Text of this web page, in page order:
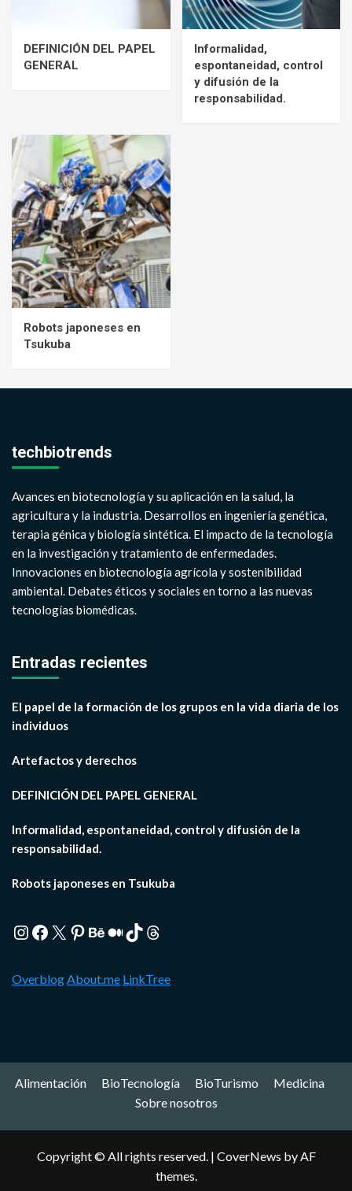
DEFINICIÓN DEL PAPEL
GENERAL
Informalidad,
espontaneidad, control
y difusión de la
responsabilidad.
Robots japoneses en
Tsukuba
techbiotrends
Avances en biotecnología y su aplicación en la salud, la
agricultura y la industria. Desarrollos en ingeniería genética,
terapia génica y biología sintética. El impacto de la tecnología
en la investigación y tratamiento de enfermedades.
Innovaciones en biotecnología agrícola y sostenibilidad
ambiental. Debates éticos y sociales en torno a las nuevas
tecnologías biomédicas.
Entradas recientes
El papel de la formación de los grupos en la vida diaria de los
individuos
Artefactos y derechos
DEFINICIÓN DEL PAPEL GENERAL
Informalidad, espontaneidad, control y difusión de la
responsabilidad.
Robots japoneses en Tsukuba
Instagram
Facebook
X Pinterest
Behance
Medium
TikTokThreads
Overblog About.me LinkTree
Alimentación BioTecnología BioTurismo
Medicina
Sobre nosotros
Copyright © All rights reserved. | CoverNews by AF
themes.